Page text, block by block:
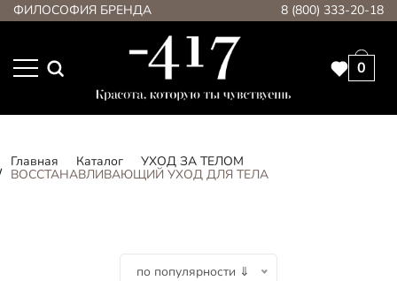
ФИЛОСОФИЯ БРЕНДА 8 (800) 333-20-18
0
Главная Каталог УХОД ЗА ТЕЛОМ
ВОССТАНАВЛИВАЮЩИЙ УХОД ДЛЯ ТЕЛА
по популярности ⇓